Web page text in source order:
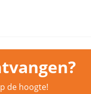
de hoogte!